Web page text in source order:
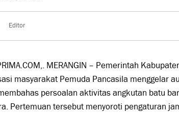
Editor
MERANGIN – Pemerintah
masyarakat Pemuda Pancasila menggelar
persoalan aktivitas angkutan batu
Pertemuan tersebut menyoroti pengaturan